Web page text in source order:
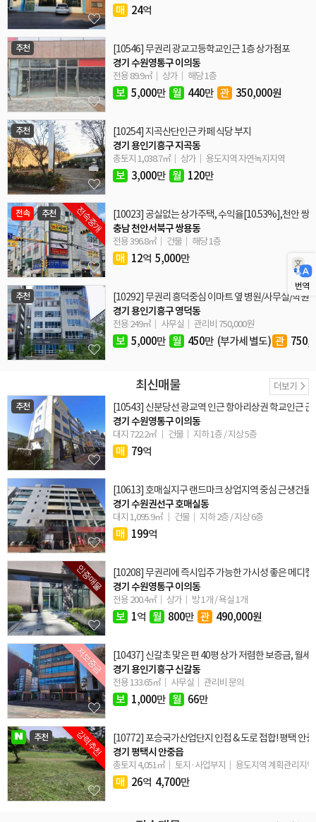
매 24억
추천
[10546] 무권리 광교고등학교인근 1층 상가점포
경기 수원영통구 이의동
전용 89.9㎡ 상가 해당 1층
보 5,000만 월 440만 관 350,000원
추천
[10254] 지곡산단인근 카페 식당 부지
경기 용인기흥구 지곡동
총토지 1,038.7㎡ 상가 용도지역 자연녹지지역
보 3,000만 월 120만
전속중개
전속 추천
[10023] 공실없는 상가주택, 수익율[10.53%],천안 쌍
충남 천안서북구 쌍용동
전용 396.8㎡ 건물 해당 1층
매 12억 5,000만
추천
[10292] 무권리 흥덕중심 이마트 옆 병원/사무실/학원
경기 용인기흥구 영덕동
전용 249㎡ 사무실 관리비 750,000원
보 5,000만 월 450만 (부가세 별도) 관
최신매물 더보기
추천
[10543] 신분당선 광교역 인근 항아리상권 학교인근
경기 수원영통구 이의동
대지 722.2㎡ 건물 지하 1층 / 지상 5층
매 79억
[10613] 호매실지구 랜드마크 상업지역 중심 근생건물
경기 수원권선구 호매실동
대지 1,095.9㎡ 건물 지하 2층 / 지상 6층
매 199억
인증매물
[10208] 무권리에 즉시입주 가능한 가시성 좋은 메디컬
경기 수원영통구 이의동
전용 200.4㎡ 상가 방 1개 / 욕실 1개
보 1억 월 800만 관 490,000원
저보증금
[10437] 신갈초 맞은 편 40평 상가 저렴한 보증금, 월세
경기 용인기흥구 신갈동
전용 133.65㎡ 사무실 관리비 문의
보 1,000만 월 66만
강력추천
추천
[10772] 포승국가산업단지 인접 & 도로 접합! 평택 안
경기 평택시 안중읍
총토지 4,051㎡ 토지·사업부지 용도지역 계획관리지역
매 26억 4,700만
번역